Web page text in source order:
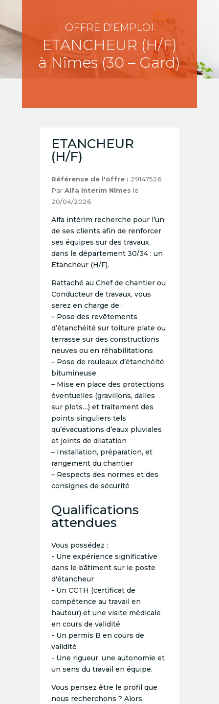
OFFRE D’EMPLOI
ETANCHEUR (H/F)
à Nîmes (30 – Gard)
ETANCHEUR
(H/F)
Référence de l'offre : 29147526
Par Alfa Interim Nîmes le
20/04/2026
Alfa intérim recherche pour l’un
de ses clients afin de renforcer
ses équipes sur des travaux
dans le département 30/34 : un
Etancheur (H/F).
Rattaché au Chef de chantier ou
Conducteur de travaux, vous
serez en charge de :
– Pose des revêtements
d’étanchéité sur toiture plate ou
terrasse sur des constructions
neuves ou en réhabilitations
– Pose de rouleaux d’étanchéité
bitumineuse
– Mise en place des protections
éventuelles (gravillons, dalles
sur plots…) et traitement des
points singuliers tels
qu’évacuations d’eaux pluviales
et joints de dilatation
– Installation, préparation, et
rangement du chantier
– Respects des normes et des
consignes de sécurité
Qualifications
attendues
Vous possédez :
- Une expérience significative
dans le bâtiment sur le poste
d'étancheur
- Un CCTH (certificat de
compétence au travail en
hauteur) et une visite médicale
en cours de validité
- Un permis B en cours de
validité
- Une rigueur, une autonomie et
un sens du travail en équipe.
Vous pensez être le profil que
nous recherchons ? Alors